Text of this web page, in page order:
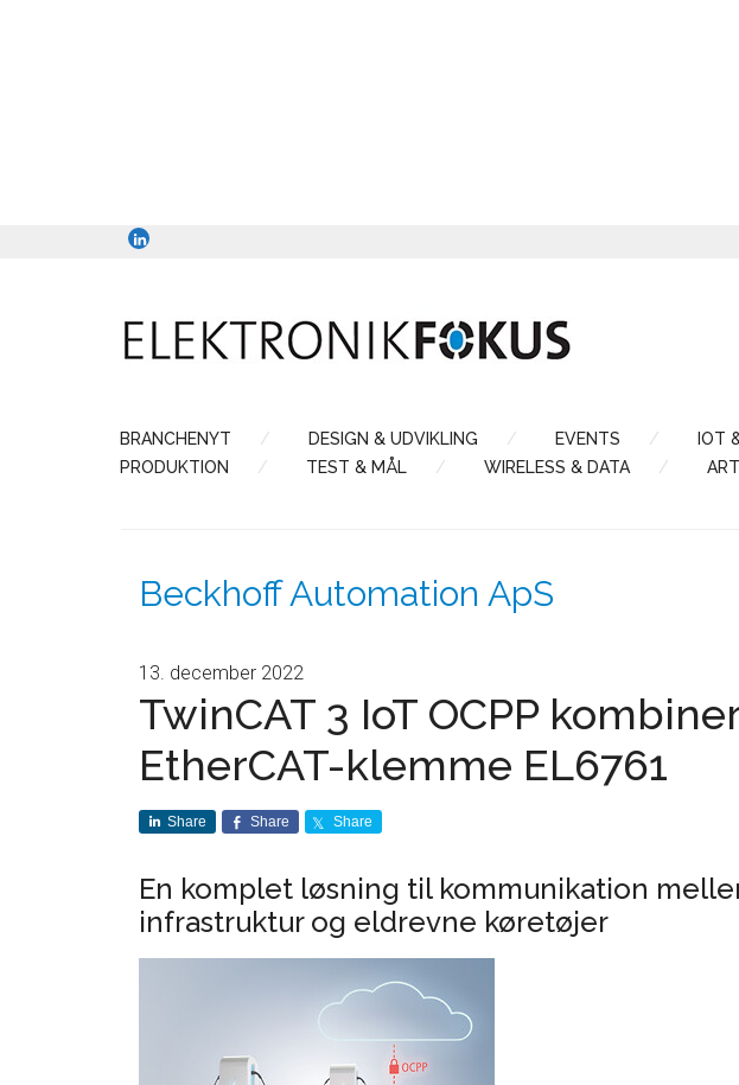
BRANCHENYT DESIGN & UDVIKLING EVENTS IOT
PRODUKTION
TEST & MÅL WIRELESS & DATA
Beckhoff Automation ApS
13. december 2022
TwinCAT 3 IoT OCPP
EtherCAT-klemme EL6761
Share Share Share
En komplet løsning til kommunikation
infrastruktur og eldrevne køretøjer